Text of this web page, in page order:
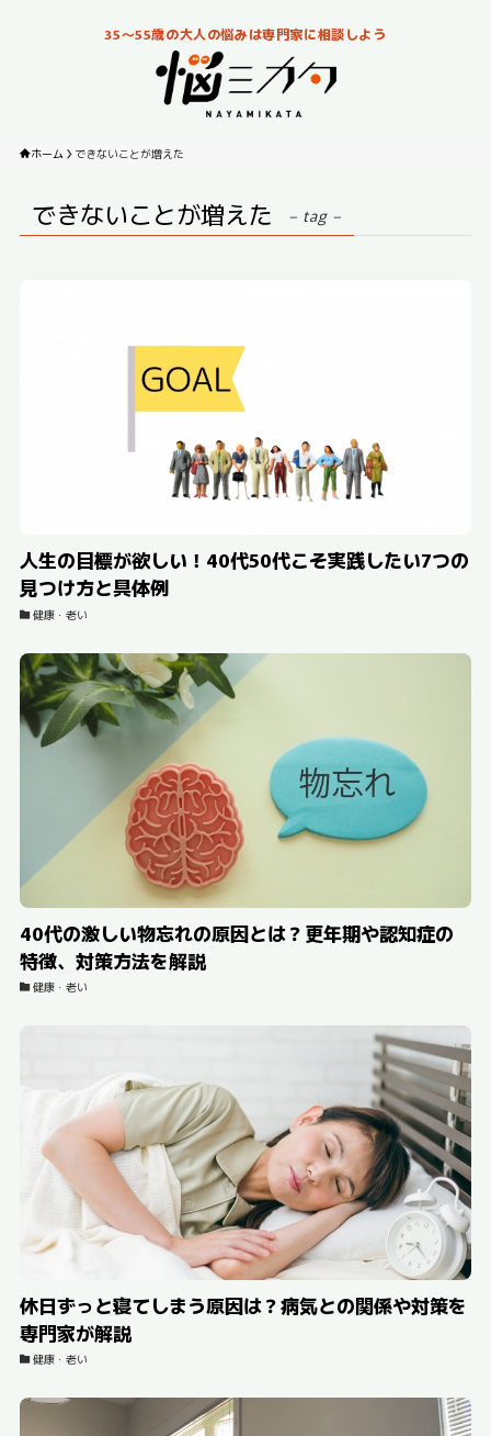
35～55歳の大人の悩みは専門家に相談しよう
ホーム できないことが増えた
できないことが増えた – tag –
人生の目標が欲しい！40代50代こそ実践したい7つの
見つけ方と具体例
健康・老い
40代の激しい物忘れの原因とは？更年期や認知症の
特徴、対策方法を解説
健康・老い
休日ずっと寝てしまう原因は？病気との関係や対策を
専門家が解説
健康・老い